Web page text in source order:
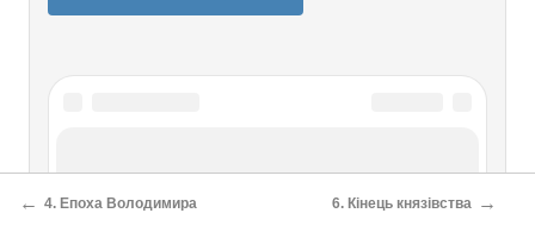
← 4. Епоха Володимира 6. Кінець князівства →